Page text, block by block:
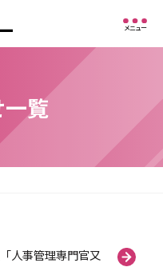
メニュー
覧
人事管理専門官又